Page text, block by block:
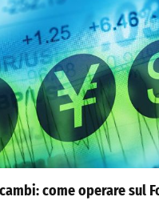
come operare sul